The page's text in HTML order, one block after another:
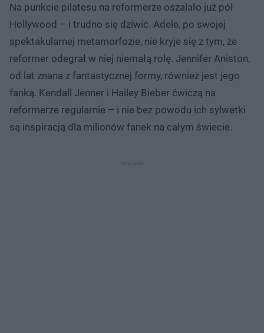
Na punkcie pilatesu na reformerze oszalało już pół
Hollywood – i trudno się dziwić. Adele, po swojej
spektakularnej metamorfozie, nie kryje się z tym, że
reformer odegrał w niej niemałą rolę. Jennifer Aniston,
od lat znana z fantastycznej formy, również jest jego
fanką. Kendall Jenner i Hailey Bieber ćwiczą na
reformerze regularnie – i nie bez powodu ich sylwetki
są inspiracją dla milionów fanek na całym świecie.